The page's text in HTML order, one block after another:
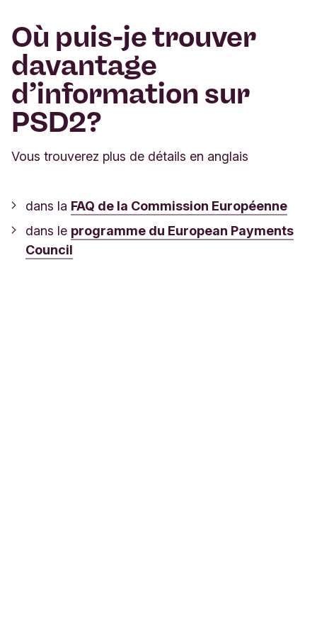
Où puis-je trouver
davantage
d’information sur
PSD2?
Vous trouverez plus de détails en anglais
dans la FAQ de la Commission Européenne
dans le programme du European Payments
Council